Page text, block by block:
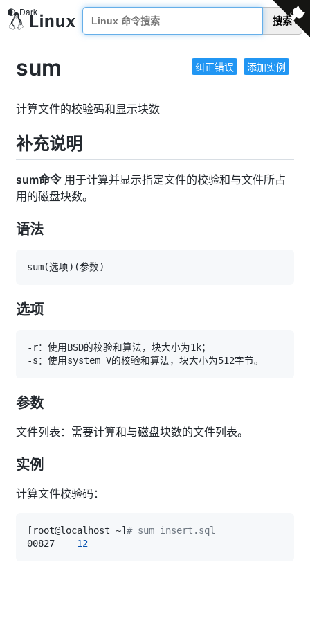
搜索
纠正错误 添加实例
sum
计算文件的校验码和显示块数
补充说明
sum命令用于计算并显示指定文件的校验和与文件所占
用的磁盘块数。
语法
sum(选项) (参数)
选项
参数
文件列表：需要计算和与磁盘块数的文件列表。
实例
计算文件校验码：
[ root@localhost ~] # sum insert.sql
00827 12